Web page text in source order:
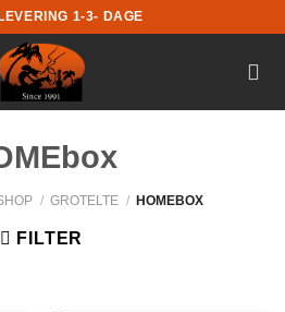
1-3- DAGE
/ GROTELTE / HOMEBOX
FILTER